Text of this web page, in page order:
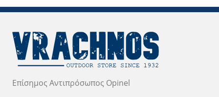
Επίσημος Αντιπρόσωπος Opinel